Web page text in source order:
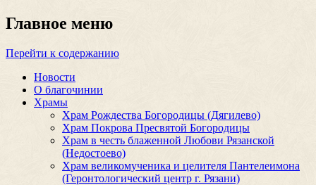
Главное меню
Перейти к содержанию
Новости
О благочинии
Храмы
Храм Рождества Богородицы (Дягилево)
Храм Покрова Пресвятой Богородицы
Храм в честь блаженной Любови Рязанской
(Недостоево)
Храм великомученика и целителя Пантелеимона
(Геронтологический центр г. Рязани)